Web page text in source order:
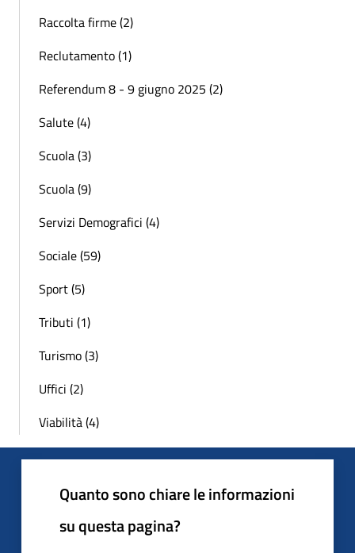
Raccolta firme (2)
Reclutamento (1)
Referendum 8 - 9 giugno 2025 (2)
Salute (4)
Scuola (3)
Scuola (9)
Servizi Demografici (4)
Sociale (59)
Sport (5)
Tributi (1)
Turismo (3)
Uffici (2)
Viabilità (4)
Quanto sono chiare le informazioni
su questa pagina?